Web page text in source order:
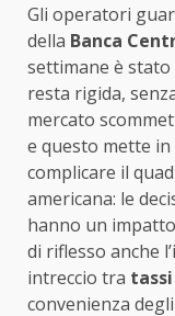
Gli operatori
della Banca
settimane è stato
resta rigida,
mercato
e questo mette
complicare il
americana: le
hanno un
di riflesso anche
intreccio tra tassi
convenienza